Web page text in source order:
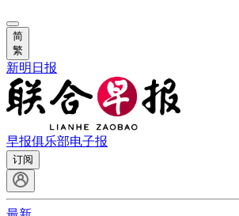
简
繁
新明日报
早报俱乐部电子报
订阅